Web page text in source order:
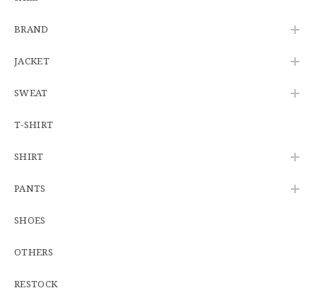
BRAND
JACKET
SWEAT
T-SHIRT
SHIRT
PANTS
SHOES
OTHERS
RESTOCK
【Cooperstown Ball Cap】Made in USA Baseball Cap "1938 HOLLYWOOD STARS" 新品 クーパーズタウンボールキャップ ハリウッドスターズ 6パネル